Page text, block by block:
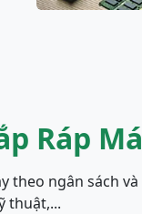
Ráp
theo ngân sách
thuật,...